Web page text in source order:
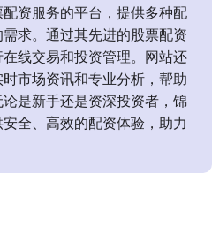
资服务的平台，提供多种配
求。通过其先进的股票配资
线交易和投资管理。网站还
市场资讯和专业分析，帮助
是新手还是资深投资者，锦
全、高效的配资体验，助力